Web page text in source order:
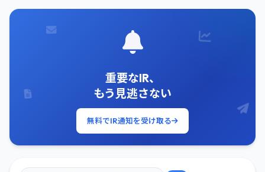
重要なIR、
もう見逃さない
無料でIR通知を受け取る